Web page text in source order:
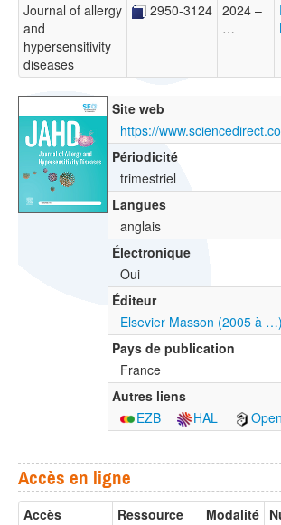
Journal of allergy
and
hypersensitivity
diseases
2950-3124 2024 –
…
Site web
Périodicité
trimestriel
Langues
anglais
Électronique
Oui
Éditeur
Elsevier Masson (2005 à …)
Pays de publication
France
Autres liens
EZB
HAL
Accès en ligne
Accès Ressource Modalité